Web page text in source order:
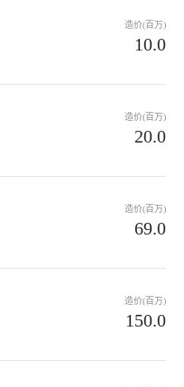
造价(百万)
10.0
造价(百万)
20.0
造价(百万)
69.0
造价(百万)
150.0